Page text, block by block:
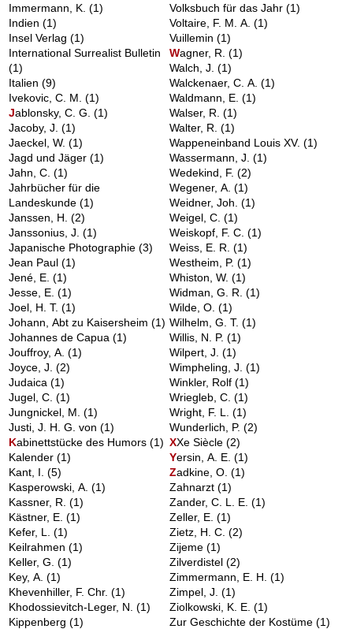
Immermann, K.(1)
Indien(1)
Insel Verlag(1)
International Surrealist Bulletin
(1)
Italien(9)
Ivekovic, C. M.(1)
Jablonsky, C. G.(1)
Jacoby, J.(1)
Jaeckel, W.(1)
Jagd und Jäger(1)
Jahn, C.(1)
Jahrbücher für die
Landeskunde(1)
Janssen, H.(2)
Janssonius, J.(1)
Japanische Photographie(3)
Jean Paul(1)
Jené, E.(1)
Jesse, E.(1)
Joel, H. T.(1)
Johann, Abt zu Kaisersheim(1)
Johannes de Capua(1)
Jouffroy, A.(1)
Joyce, J.(2)
Judaica(1)
Jugel, C.(1)
Jungnickel, M.(1)
Justi, J. H. G. von(1)
Kabinettstücke des Humors(1)
Kalender(1)
Kant, I.(5)
Kasperowski, A.(1)
Kassner, R.(1)
Kästner, E.(1)
Kefer, L.(1)
Keilrahmen(1)
Keller, G.(1)
Key, A.(1)
Khevenhiller, F. Chr.(1)
Khodossievitch-Leger, N.(1)
Kippenberg(1)
Volksbuch für das Jahr(1)
Voltaire, F. M. A.(1)
Vuillemin(1)
Wagner, R.(1)
Walch, J.(1)
Walckenaer, C. A.(1)
Waldmann, E.(1)
Walser, R.(1)
Walter, R.(1)
Wappeneinband Louis XV.(1)
Wassermann, J.(1)
Wedekind, F.(2)
Wegener, A.(1)
Weidner, Joh.(1)
Weigel, C.(1)
Weiskopf, F. C.(1)
Weiss, E. R.(1)
Westheim, P.(1)
Whiston, W.(1)
Widman, G. R.(1)
Wilde, O.(1)
Wilhelm, G. T.(1)
Willis, N. P.(1)
Wilpert, J.(1)
Wimpheling, J.(1)
Winkler, Rolf(1)
Wriegleb, C.(1)
Wright, F. L.(1)
Wunderlich, P.(2)
XXe Siècle(2)
Yersin, A. E.(1)
Zadkine, O.(1)
Zahnarzt(1)
Zander, C. L. E.(1)
Zeller, E.(1)
Zietz, H. C.(2)
Zijeme(1)
Zilverdistel(2)
Zimmermann, E. H.(1)
Zimpel, J.(1)
Ziolkowski, K. E.(1)
Zur Geschichte der Kostüme(1)